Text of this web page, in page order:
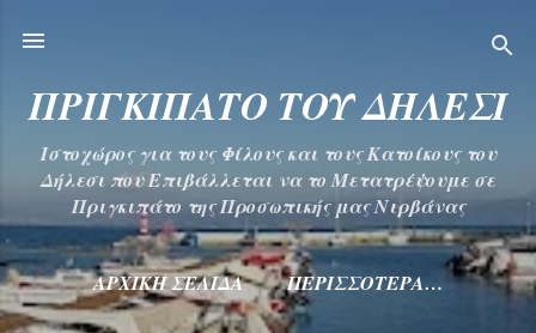
ΠΡΙΓΚΙΠΑΤΟ ΤΟΥ ΔΗΛΕΣΙ
Ιστοχώρος για τους Φίλους και τους Κατοίκους του
Δήλεσι που Επιβάλλεται να το Μετατρέψουμε σε
Πριγκιπάτο της Προσωπικής μας Νιρβάνας
ΑΡΧΙΚΉ ΣΕΛΊΔΑ ΠΕΡΙΣΣΌΤΕΡΑ…